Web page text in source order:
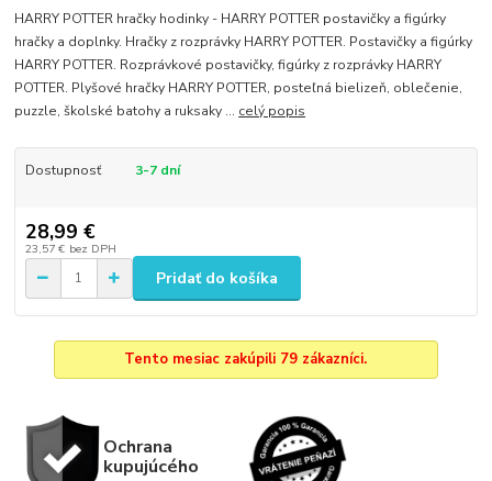
HARRY POTTER hračky hodinky - HARRY POTTER postavičky a figúrky
hračky a doplnky. Hračky z rozprávky HARRY POTTER. Postavičky a figúrky
HARRY POTTER. Rozprávkové postavičky, figúrky z rozprávky HARRY
POTTER. Plyšové hračky HARRY POTTER, posteľná bielizeň, oblečenie,
puzzle, školské batohy a ruksaky ... celý popis
Dostupnosť 3-7 dní
28,99 €
23,57 € bez DPH
Pridať do košíka
Tento mesiac zakúpili 79 zákazníci.
Ochrana
kupujúcého